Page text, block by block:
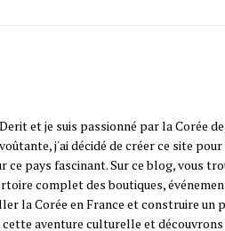
et je suis passionné par la Corée
j'ai décidé de créer ce site
ce pays fascinant. Sur ce blog, vous
complet des boutiques,
la Corée en France et construire un
aventure culturelle et découvrons